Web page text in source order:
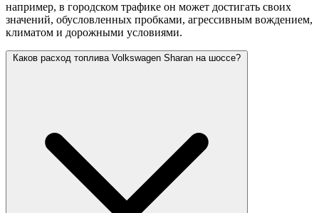
например, в городском трафике он может достигать своих
значений, обусловленных пробками, агрессивным вождением,
климатом и дорожными условиями.
Каков расход топлива Volkswagen Sharan на шоссе?